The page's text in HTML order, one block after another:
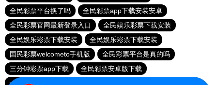
全民彩票平台换了吗
全民彩票app下载安装安卓
全民彩票官网最新登录入口
全民娱乐彩票下载安装
全民娱乐彩票下载安装
全民娱乐彩票下载安装
国民彩票welcometo手机版
全民彩票平台是真的吗
三分钟彩票app下载
全民彩票安卓版下载
welcome大发购彩